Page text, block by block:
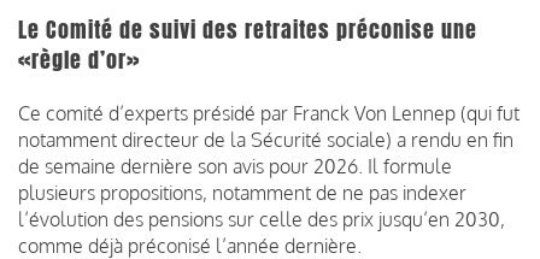
Le Comité de suivi des retraites préconise une
«règle d’or»
Ce comité d’experts présidé par Franck Von Lennep (qui fut
notamment directeur de la Sécurité sociale) a rendu en fin
de semaine dernière son avis pour 2026. Il formule
plusieurs propositions, notamment de ne pas indexer
l’évolution des pensions sur celle des prix jusqu’en 2030,
comme déjà préconisé l’année dernière.